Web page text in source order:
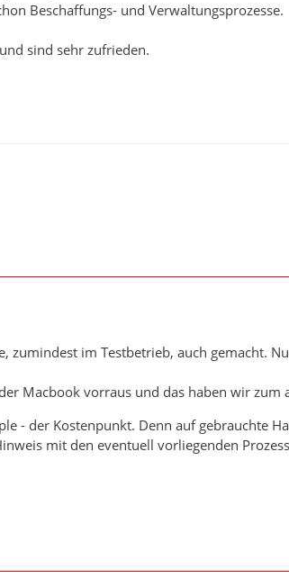
Beschaffungs- und Verwaltungsprozesse.
sind sehr zufrieden.
zumindest im Testbetrieb, auch gemacht.
Macbook vorraus und das haben wir
- der Kostenpunkt. Denn auf gebrauchte
mit den eventuell vorliegenden